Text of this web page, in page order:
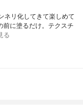
ネリ化してきて楽しめて
前に塗るだけ。テクスチ
る